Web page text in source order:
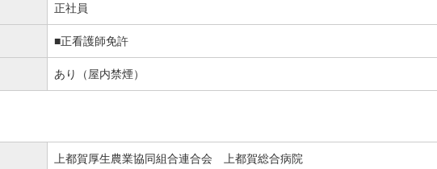
正社員
■正看護師免許
あり（屋内禁煙）
上都賀厚生農業協同組合連合会 上都賀総合病院